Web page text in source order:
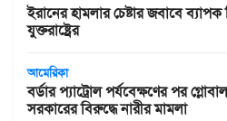
ইরানের হামলার চেষ্টার জবাবে
যুক্তরাষ্ট্রের
আমেরিকা
বর্ডার প্যাট্রোল পর্যবেক্ষণের পর গ্লোবাল
সরকারের বিরুদ্ধে নারীর মামলা